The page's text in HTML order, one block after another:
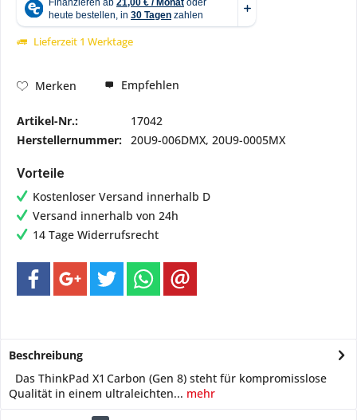
Lieferzeit 1 Werktage
Merken Empfehlen
Artikel-Nr.:
17042
Herstellernummer: 20U9-006DMX, 20U9-0005MX
Vorteile
Kostenloser Versand innerhalb D
Versand innerhalb von 24h
14 Tage Widerrufsrecht
Beschreibung
Das ThinkPad X1 Carbon (Gen 8) steht für kompromisslose
Qualität in einem ultraleichten... mehr